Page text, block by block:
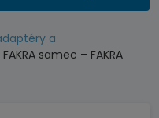
a
samec – FAKRA